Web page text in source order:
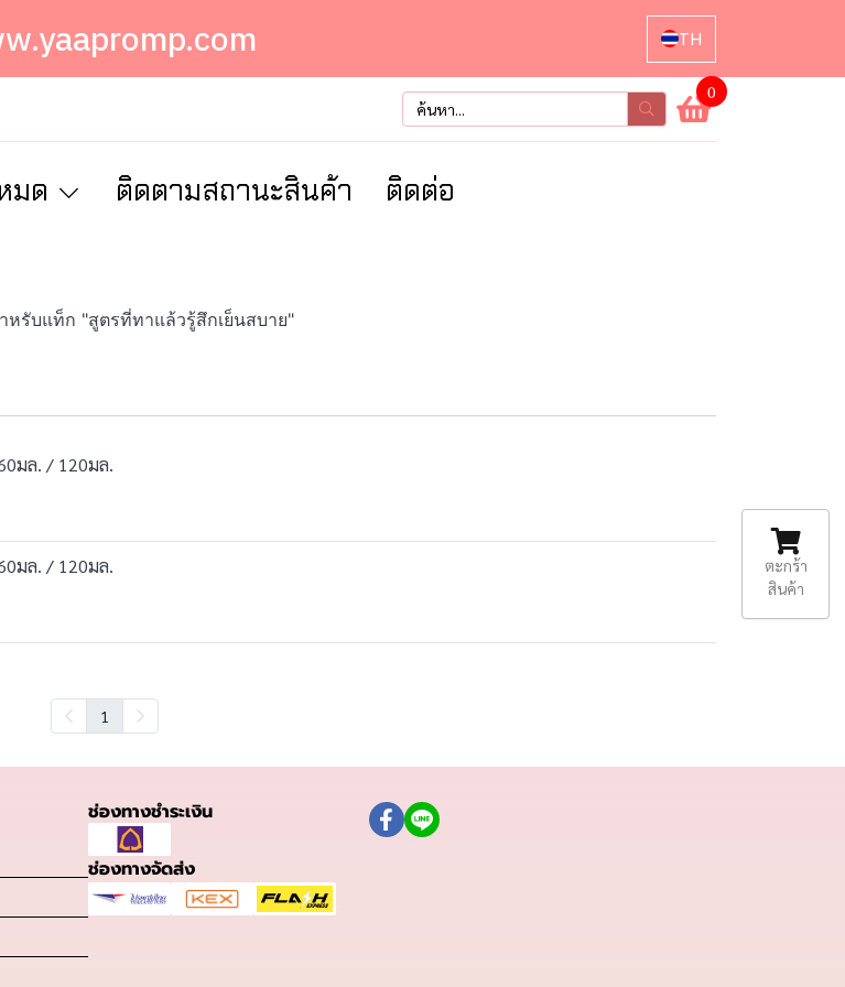
TH
0
มด ติดตามสถานะสินค้า ติดต่อ
หรับแท็ก "สูตรที่ทาแล้วรู้สึกเย็นสบาย"
มล. / 120มล.
มล. / 120มล.
1
ช่องทางชำระเงิน
ช่องทางจัดส่ง
ตะกร้า
สินค้า